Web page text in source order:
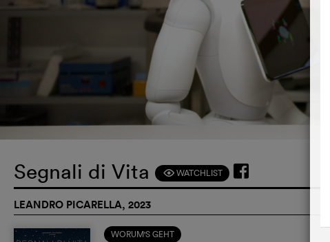
Segnali di Vita F WATCHLIST
LEANDRO PICARELLA, 2023
WORUM'S GEHT